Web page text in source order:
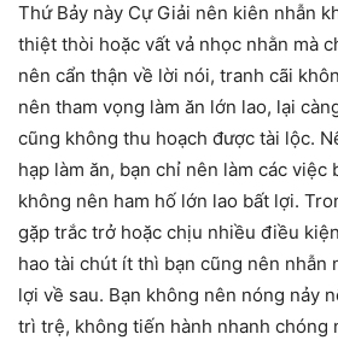
Thứ Bảy này Cự Giải nên kiên nhẫn
thiệt thòi hoặc vất vả nhọc nhằn mà
nên cẩn thận về lời nói, tranh cãi
nên tham vọng làm ăn lớn lao, lại
cũng không thu hoạch được tài lộc.
hạp làm ăn, bạn chỉ nên làm các việc
không nên ham hố lớn lao bất lợi.
gặp trắc trở hoặc chịu nhiều điều
hao tài chút ít thì bạn cũng nên nhẫn
lợi về sau. Bạn không nên nóng nảy
trì trệ, không tiến hành nhanh chóng